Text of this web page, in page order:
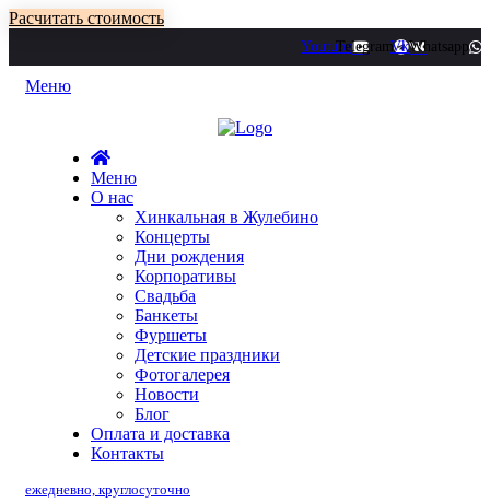
Расчитать стоимость
YoutubeTelegramVkWhatsapp
Меню
Меню
О нас
Хинкальная в Жулебино
Концерты
Дни рождения
Корпоративы
Свадьба
Банкеты
Фуршеты
Детские праздники
Фотогалерея
Новости
Блог
Оплата и доставка
Контакты
ежедневно, круглосуточно